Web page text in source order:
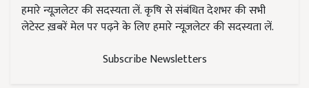
हमारे न्यूज़लेटर की सदस्यता लें. कृषि से संबंधित देशभर की सभी
लेटेस्ट ख़बरें मेल पर पढ़ने के लिए हमारे न्यूज़लेटर की सदस्यता लें.
Subscribe Newsletters